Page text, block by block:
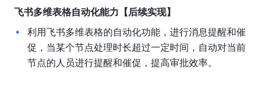
飞书多维表格自动化能力【后续实现】
利用飞书多维表格的自动化功能，进行消息提醒和催
促，当某个节点处理时长超过一定时间，自动对当前
节点的人员进行提醒和催促，提高审批效率。